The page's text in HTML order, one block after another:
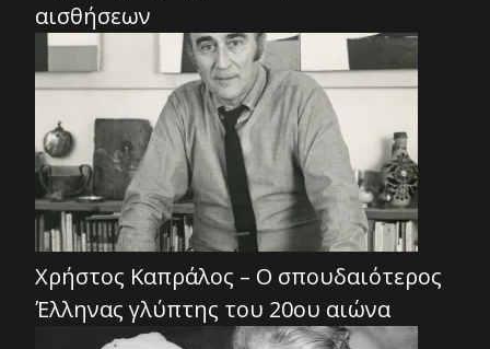
αισθήσεων
Χρήστος Καπράλος – Ο σπουδαιότερος
Έλληνας γλύπτης του 20ου αιώνα